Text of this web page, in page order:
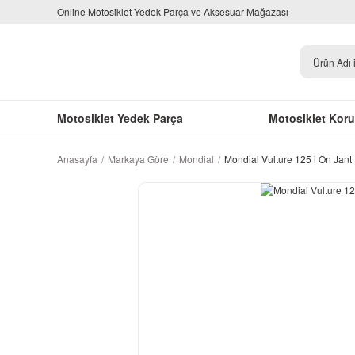
Online Motosiklet Yedek Parça ve Aksesuar Mağazası
Motosiklet Yedek Parça Motosiklet
Anasayfa Markaya Göre Mondial Mondial Vulture 125 i Ön Jant